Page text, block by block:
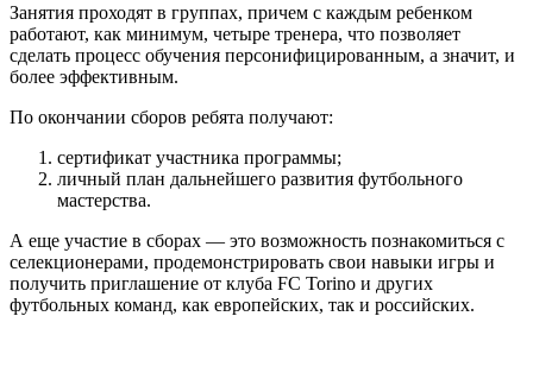
Занятия проходят в группах, причем с каждым ребенком
работают, как минимум, четыре тренера, что позволяет
сделать процесс обучения персонифицированным, а значит, и
более эффективным.
По окончании сборов ребята получают:
сертификат участника программы;
личный план дальнейшего развития футбольного
мастерства.
А еще участие в сборах — это возможность познакомиться с
селекционерами, продемонстрировать свои навыки игры и
получить приглашение от клуба FC Torino и других
футбольных команд, как европейских, так и российских.